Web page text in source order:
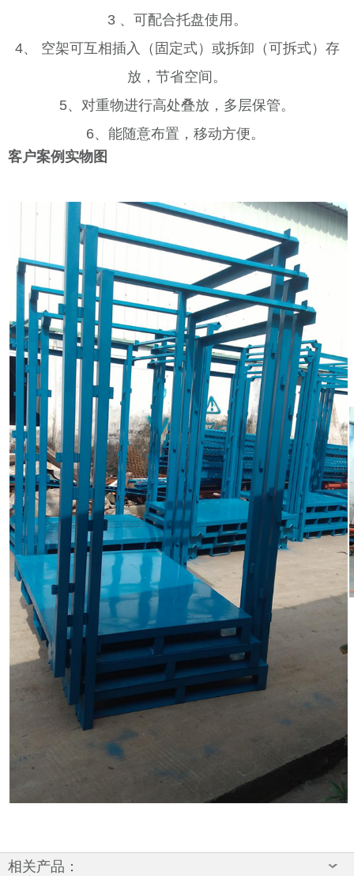
3 、可配合托盘使用。
4、 空架可互相插入（固定式）或拆卸（可拆式）存
放，节省空间。
5、对重物进行高处叠放，多层保管。
6、能随意布置，移动方便。
客户案例实物图
相关产品：